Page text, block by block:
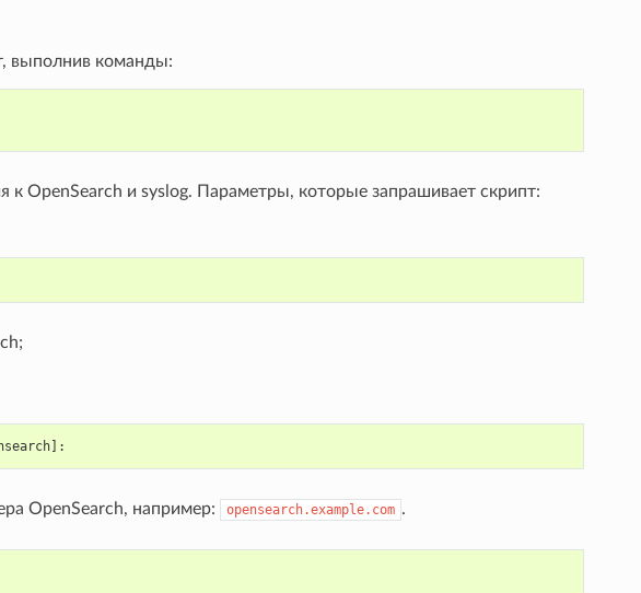
выполнив команды:
OpenSearch и syslog. Параметры, которые запрашивает скрипт:
OpenSearch, например: opensearch.example.com .